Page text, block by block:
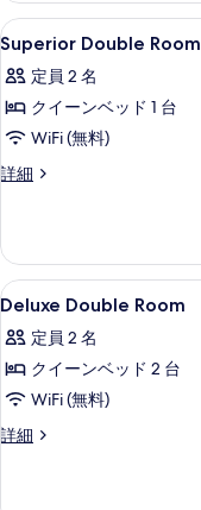
の
写
真
を
示
る
の
写
真
を
表
示
る
の
詳
Superior
Double
Room
の
す
べ
写
真
を
表
示
す
9
Superior Double Room
定員 2 名
クイーンベッド 1 台
WiFi (無料)
詳細
Superior
詳
細
Deluxe
Double
Room
の
す
べ
12
Deluxe Double Room
定員 2 名
クイーンベッド 2 台
WiFi (無料)
詳細
Deluxe